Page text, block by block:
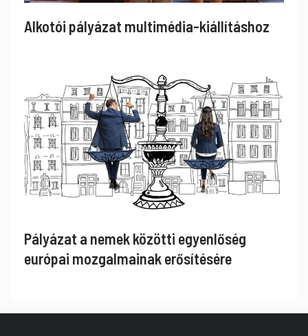
Alkotói pályázat multimédia-kiállításhoz
Pályázat a nemek közötti egyenlőség
európai mozgalmainak erősítésére